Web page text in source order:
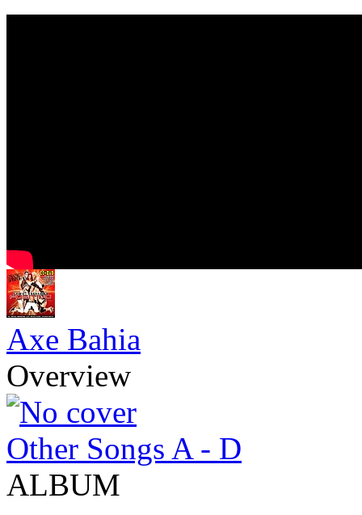
Axe Bahia
Overview
Other Songs A - D
ALBUM